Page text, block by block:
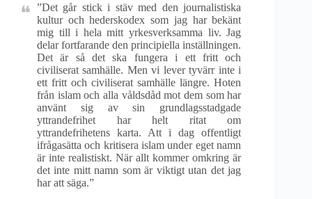
”Det går stick i stäv med den journalistiska
kultur och hederskodex som jag har bekänt
mig till i hela mitt yrkesverksamma liv. Jag
delar fortfarande den principiella inställningen.
Det är så det ska fungera i ett fritt och
civiliserat samhälle. Men vi lever tyvärr inte i
ett fritt och civiliserat samhälle längre. Hoten
från islam och alla våldsdåd mot dem som har
använt sig av sin grundlagsstadgade
yttrandefrihet har helt ritat om
yttrandefrihetens karta. Att i dag offentligt
ifrågasätta och kritisera islam under eget namn
är inte realistiskt. När allt kommer omkring är
det inte mitt namn som är viktigt utan det jag
har att säga.”